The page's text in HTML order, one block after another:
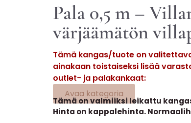
Pala 0,5 m –
värjäämätön
Tämä kangas/tuote on
ainakaan toistaiseksi lisää
outlet- ja palakankaat:
Avaa kategoria
Tämä on valmiiksi leikattu
Hinta on kappalehinta.